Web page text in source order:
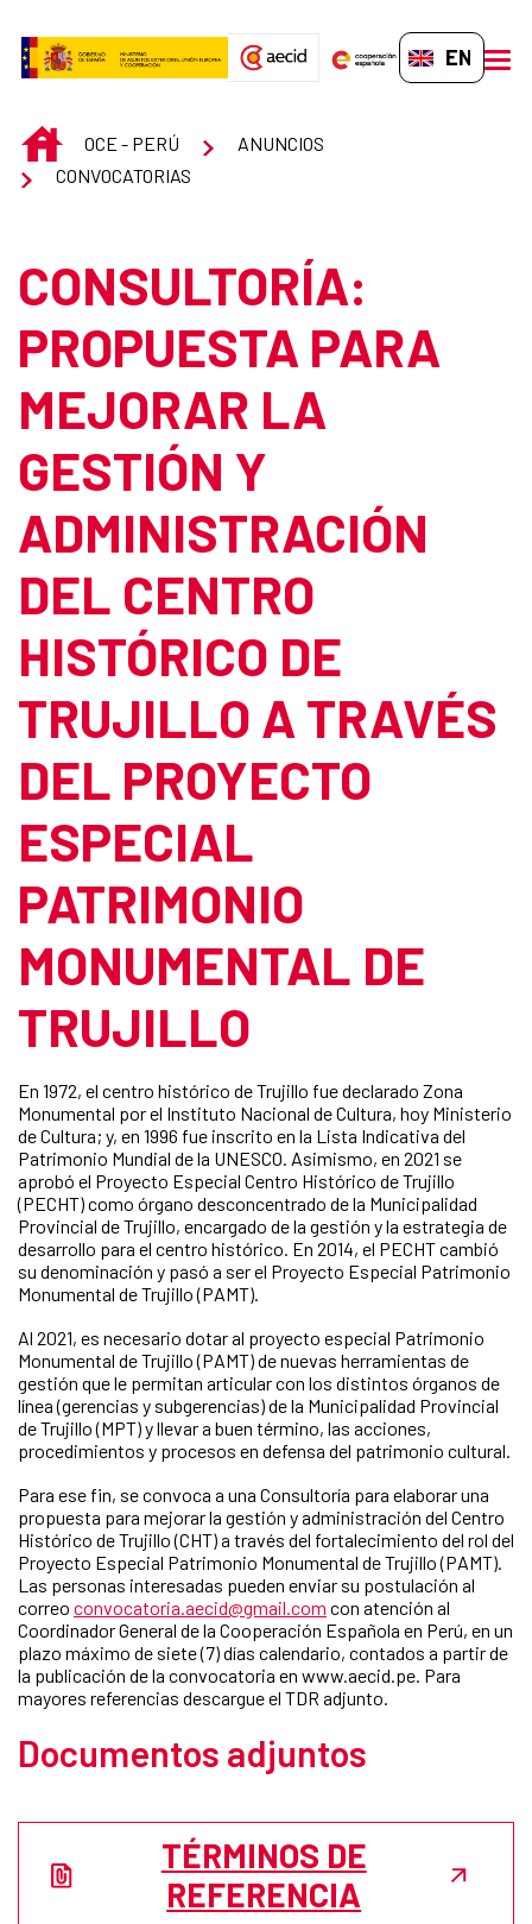
EN-GB
INICIOOCE - PERÚ
ANUNCIOS
CONVOCATORIAS
CONSULTORÍA:
PROPUESTA PARA
MEJORAR LA
GESTIÓN Y
ADMINISTRACIÓN
DEL CENTRO
HISTÓRICO DE
TRUJILLO A TRAVÉS
DEL PROYECTO
ESPECIAL
PATRIMONIO
MONUMENTAL DE
TRUJILLO
En 1972, el centro histórico de Trujillo fue declarado Zona
Monumental por el Instituto Nacional de Cultura, hoy Ministerio
de Cultura; y, en 1996 fue inscrito en la Lista Indicativa del
Patrimonio Mundial de la UNESCO. Asimismo, en 2021 se
aprobó el Proyecto Especial Centro Histórico de Trujillo
(PECHT) como órgano desconcentrado de la Municipalidad
Provincial de Trujillo, encargado de la gestión y la estrategia de
desarrollo para el centro histórico. En 2014, el PECHT cambió
su denominación y pasó a ser el Proyecto Especial Patrimonio
Monumental de Trujillo (PAMT).
Al 2021, es necesario dotar al proyecto especial Patrimonio
Monumental de Trujillo (PAMT) de nuevas herramientas de
gestión que le permitan articular con los distintos órganos de
línea (gerencias y subgerencias) de la Municipalidad Provincial
de Trujillo (MPT) y llevar a buen término, las acciones,
procedimientos y procesos en defensa del patrimonio cultural.
Para ese fin, se convoca a una Consultoría para elaborar una
propuesta para mejorar la gestión y administración del Centro
Histórico de Trujillo (CHT) a través del fortalecimiento del rol del
Proyecto Especial Patrimonio Monumental de Trujillo (PAMT).
Las personas interesadas pueden enviar su postulación al
correo convocatoria.aecid@gmail.com con atención al
Coordinador General de la Cooperación Española en Perú, en un
plazo máximo de siete (7) días calendario, contados a partir de
la publicación de la convocatoria en www.aecid.pe. Para
mayores referencias descargue el TDR adjunto.
Documentos adjuntos
TÉRMINOS DE
REFERENCIA